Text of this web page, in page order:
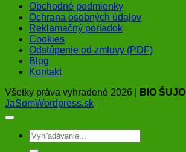
Obchodné podmienky
Ochrana osobných údajov
Reklamačný poriadok
Cookies
Odstúpenie od zmluvy (PDF)
Blog
Kontakt
Všetky práva vyhradené 2026 |
BIO ŠUJO
JaSomWordpress.sk
Hľadať: